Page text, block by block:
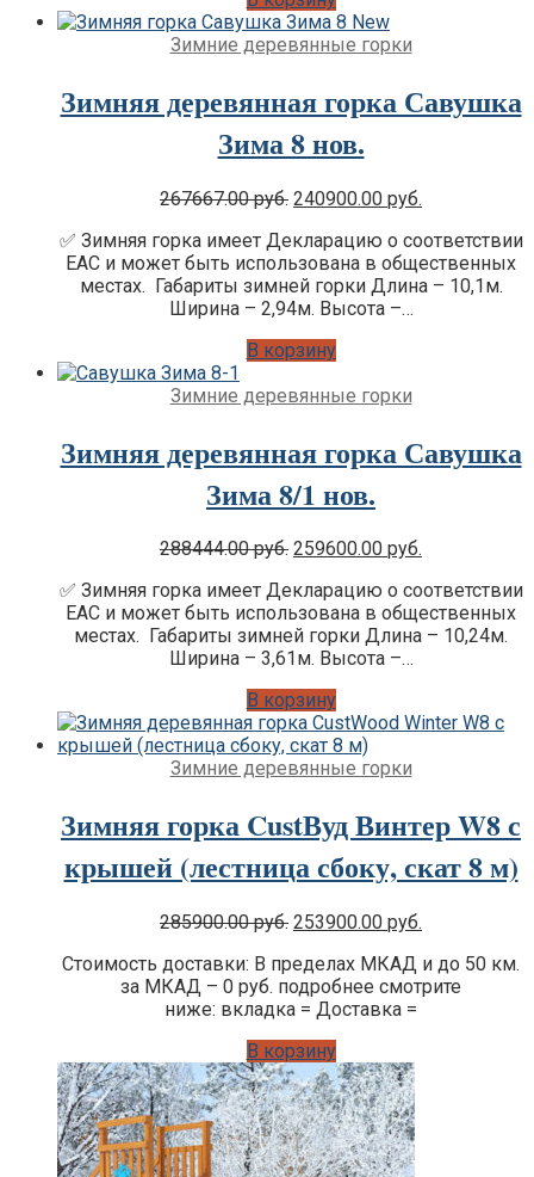
Зимние деревянные горки
Зимняя деревянная горка Савушка
Зима 8 нов.
267667.00руб. Original
was:
267667.00 руб..
240900.00 руб.
is:
240900.00
✅ Зимняя горка имеет Декларацию о соответствии
EAC и может быть использована в общественных
местах. Габариты зимней горки Длина – 10,1м.
Ширина – 2,94м. Высота –…
В корзину
Зимние деревянные горки
Зимняя деревянная горка Савушка
Зима 8/1 нов.
288444.00руб. Original
was:
288444.00 руб..
259600.00 руб.
is:
259600.00
✅ Зимняя горка имеет Декларацию о соответствии
EAC и может быть использована в общественных
местах. Габариты зимней горки Длина – 10,24м.
Ширина – 3,61м. Высота –…
В корзину
Зимние деревянные горки
Зимняя горка CustВуд Винтер W8 с
крышей (лестница сбоку, скат 8 м)
285900.00руб. Original
was:
285900.00 руб..
253900.00 руб.
is:
253900.00
Стоимость доставки: В пределах МКАД и до 50 км.
за МКАД – 0 руб. подробнее смотрите
ниже: вкладка = Доставка =
В корзину